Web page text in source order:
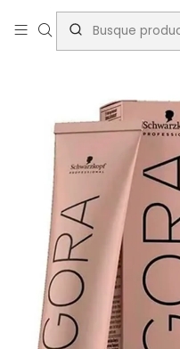
Inicio Tintes por
IGORA 60ML RUBIO